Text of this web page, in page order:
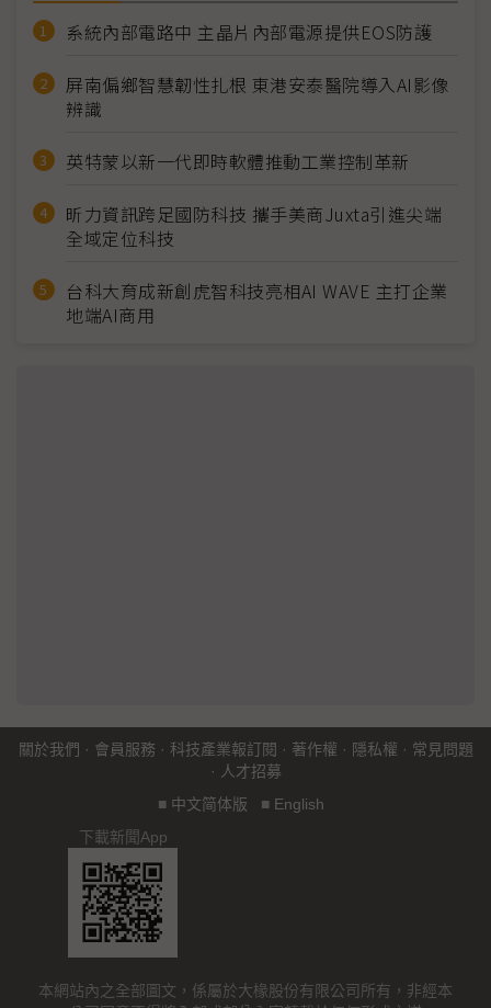
系統內部電路中 主晶片內部電源提供EOS防護
屏南偏鄉智慧韌性扎根 東港安泰醫院導入AI影像
辨識
英特蒙以新一代即時軟體推動工業控制革新
昕力資訊跨足國防科技 攜手美商Juxta引進尖端
全域定位科技
台科大育成新創虎智科技亮相AI WAVE 主打企業
地端AI商用
關於我們 · 會員服務 · 科技產業報訂閱 · 著作權 · 隱私權 · 常見問題
· 人才招募
■ 中文简体版 ■ English
下載新聞App
本網站內之全部圖文，係屬於大椽股份有限公司所有，非經本